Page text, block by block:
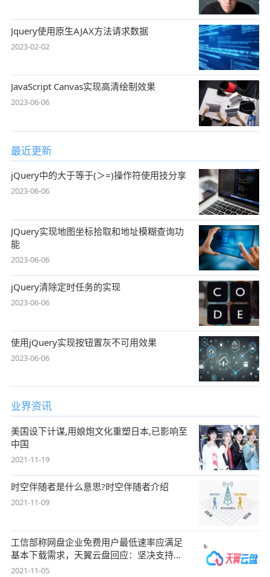
Jquery使用原生AJAX方法请求数据
2023-02-02
JavaScript Canvas实现高清绘制效果
2023-06-06
最近更新
jQuery中的大于等于(＞=)操作符使用技分享
2023-06-06
JQuery实现地图坐标拾取和地址模糊查询功
能
2023-06-06
jQuery清除定时任务的实现
2023-06-06
使用jQuery实现按钮置灰不可用效果
2023-06-06
业界资讯
美国设下计谋,用娘炮文化重塑日本,已影响至
中国
2021-11-19
时空伴随者是什么意思?时空伴随者介绍
2021-11-09
工信部称网盘企业免费用户最低速率应满足
基本下载需求，天翼云盘回应：坚决支持，
始终
2021-11-05